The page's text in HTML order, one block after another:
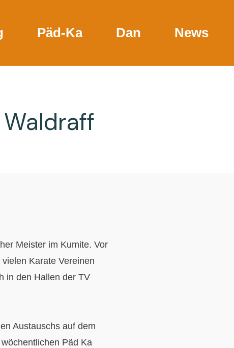
Päd-Ka Dan News
Meister im Kumite. Vor
Karate Vereinen
in den Hallen der TV
Austauschs auf dem
Päd Ka